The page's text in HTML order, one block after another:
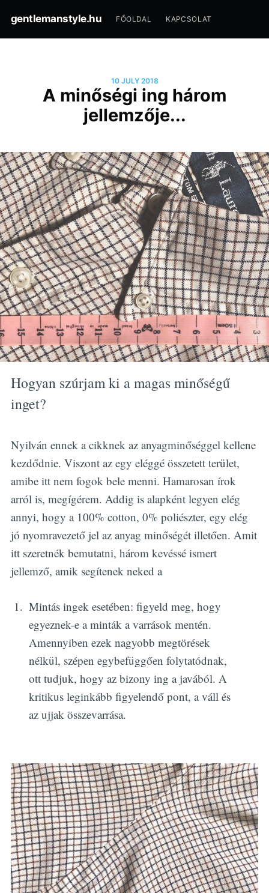
gentlemanstyle.hu FŐOLDAL KAPCSOLAT
10 JULY 2018
A minőségi ing három
jellemzője...
Hogyan szúrjam ki a magas minőségű
inget?
Nyilván ennek a cikknek az anyagminőséggel kellene
kezdődnie. Viszont az egy eléggé összetett terület,
amibe itt nem fogok bele menni. Hamarosan írok
arról is, megígérem. Addig is alapként legyen elég
annyi, hogy a 100% cotton, 0% poliészter, egy elég
jó nyomravezető jel az anyag minőségét illetően. Amit
itt szeretnék bemutatni, három kevéssé ismert
jellemző, amik segítenek neked a
Mintás ingek esetében: figyeld meg, hogy
egyeznek-e a minták a varrások mentén.
Amennyiben ezek nagyobb megtörések
nélkül, szépen egybefüggően folytatódnak,
ott tudjuk, hogy az bizony ing a javából. A
kritikus leginkább figyelendő pont, a váll és
az ujjak összevarrása.